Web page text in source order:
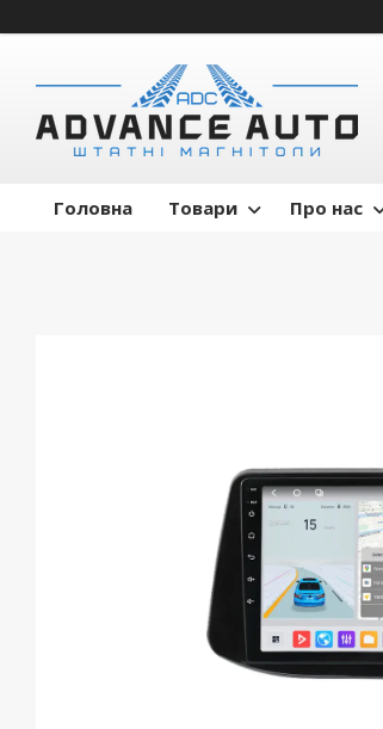
Головна Товари Про нас